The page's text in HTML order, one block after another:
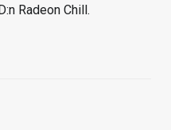
Radeon Chill.